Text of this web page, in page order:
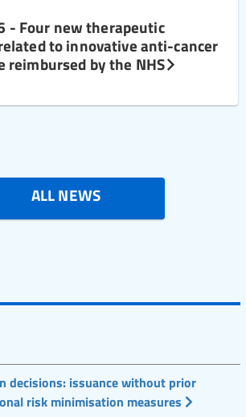
Four new therapeutic
to innovative anti-cancer
reimbursed by the NHS
ALL NEWS
decisions: issuance without prior
risk minimisation measures